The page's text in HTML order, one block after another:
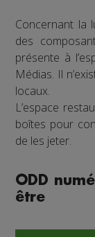
Concernant la
des
présente à
Médias. Il
locaux.
L’espace
boîtes pour
de les jeter.
ODD
être